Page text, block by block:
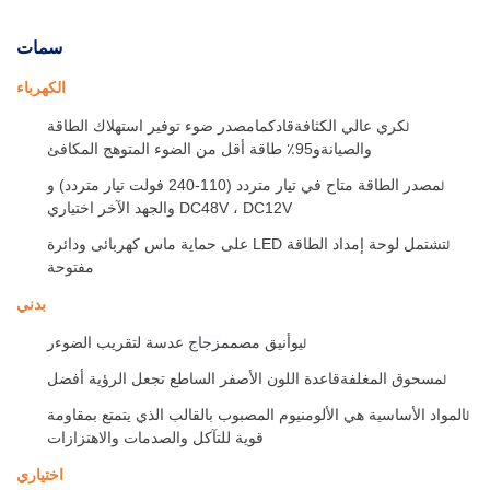
سمات
الكهرباء
لكري عالي الكثافةقادكمامصدر ضوء توفير استهلاك الطاقة
والصيانةو95٪ طاقة أقل من الضوء المتوهج المكافئ
لمصدر الطاقة متاح في تيار متردد (110-240 فولت تيار متردد)
و
DC48V ، DC12V والجهد الآخر اختياري
ل
تشتمل لوحة إمداد الطاقة LED على حماية ماس كهربائى ودائرة
مفتوحة
بدني
ليوأنيق مصممزجاج عدسة لتقريب الضوءر
لمسحوق المغلفةقاعدة اللون الأصفر الساطع تجعل الرؤية أفضل
لالمواد الأساسية هي الألومنيوم المصبوب بالقالب الذي يتمتع بمقاومة
قوية للتآكل والصدمات والاهتزازات
اختياري